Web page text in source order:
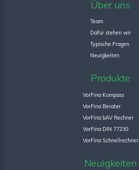
Über uns
Team
Dafür stehen wir
Typische Fragen
Neuigkeiten
Produkte
VorFina Kompass
VorFina Berater
VorFina bAV Rechner
VorFina DIN 77230
VorFina Schnellrechner
Neuigkeiten